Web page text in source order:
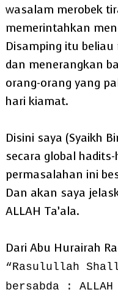
wasalam merobek
memerintahkan
Disamping itu
dan menerangkan
orang-orang yang
hari kiamat.
Disini saya (Syaikh
secara global
permasalahan ini
Dan akan saya
ALLAH Ta’ala.
Dari Abu Hurairah
“Rasulullah
bersabda :